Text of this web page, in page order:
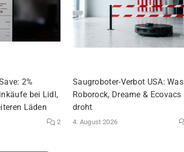
2%
bei Lidl,
Läden
2
Saugroboter-Verbot USA: Was
Roborock, Dreame & Ecovacs
droht
4. August 2026